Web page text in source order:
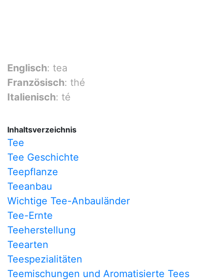
Englisch: tea
Französisch: thé
Italienisch: té
Inhaltsverzeichnis
Tee
Tee Geschichte
Teepflanze
Teeanbau
Wichtige Tee-Anbauländer
Tee-Ernte
Teeherstellung
Teearten
Teespezialitäten
Teemischungen und Aromatisierte Tees